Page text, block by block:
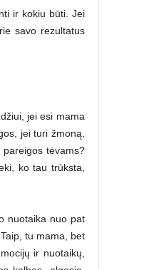
ir kokiu būti. Jei
savo rezultatus
jei esi mama
jei turi žmoną,
tėvams?
ko tau trūksta,
nuotaika nuo pat
tu mama, bet
ir nuotaikų,